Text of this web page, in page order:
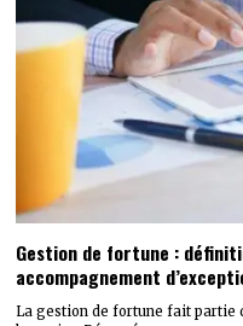
Gestion de fortune :
accompagnement
La gestion de fortune fait partie